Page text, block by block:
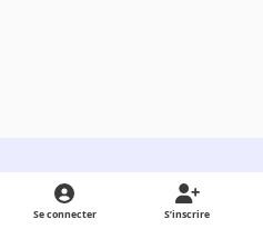
Light ModeDark ModeSystem Preference
Se connecter S’inscrire